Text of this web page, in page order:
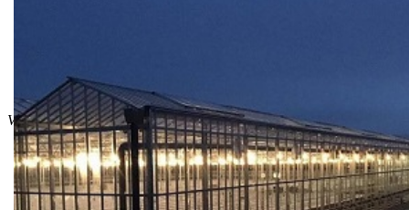
dvornik ptičiji (Polygonum aviculare),
gorušica poljska (Sinapis arvensis),
Višegodišnji širokolisni korovi:
gorčike (Sonchus spp.),
palamida njivska (Cirsium arvense),
poponac njivski (Convolvukus arvensis),
mlečike (Euphobia spp.).